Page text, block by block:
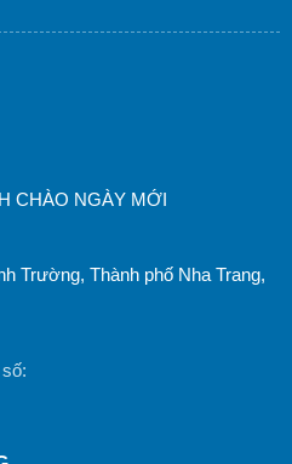
CHÀO NGÀY MỚI
Trường, Thành phố Nha Trang,